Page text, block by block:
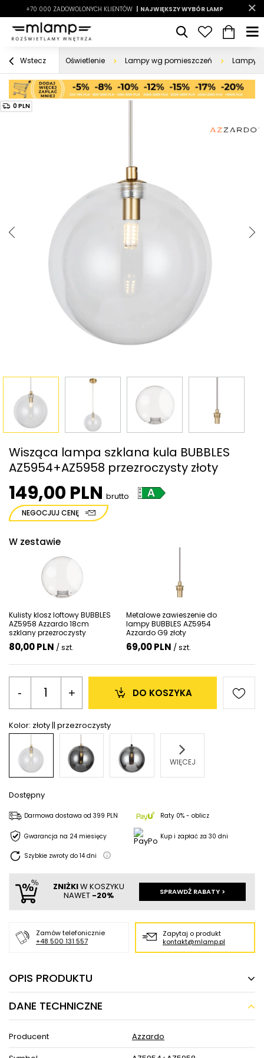
-7% LATO7
+70 000 ZADOWOLONYCH KLIENTÓW | NAJWIĘKSZY WYBÓR LAMP
| |
Wstecz Oświetlenie Lampy wg pomieszczeń Lampy
0 PLN
Wisząca lampa szklana kula BUBBLES
AZ5954+AZ5958 przezroczysty złoty
149,00 PLN brutto
NEGOCJUJ CENĘ
W zestawie
Kulisty klosz loftowy BUBBLES
AZ5958 Azzardo 18cm
szklany przezroczysty
80,00 PLN / szt.
Metalowe zawieszenie do
lampy BUBBLES AZ5954
Azzardo G9 złoty
69,00 PLN / szt.
Kolor: złoty || przezroczysty
WIĘCEJ
- + DO KOSZYKA
Dostępny
Darmowa dostawa od 399 PLN Raty 0% - oblicz
Gwarancja na 24 miesięcy Kup i zapłać za 30 dni
Szybkie zwroty do 14 dni
ZNIŻKIW KOSZYKU
NAWET -20% SPRAWDŹ RABATY >
Zamów telefonicznie
+48 500 131 557
Zapytaj o produkt
kontakt@mlamp.pl
OPIS PRODUKTU
Wisząca lampa szklana kula BUBBLES
AZ5954+AZ5958 przezroczysty złoty
Wisząca lampa szklana kula BUBBLES AZ5954+AZ5958
przezroczysty złoty w MLAMP łączy w sobie wyjątkowy i
DANE TECHNICZNE
Producent
Azzardo